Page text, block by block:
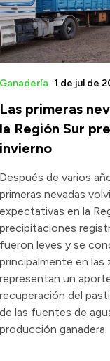
Las primeras
la Región Sur
invierno
Ganadería 1 de jul de
Después de varios
primeras nevadas
expectativas en la
precipitaciones
fueron leves y se
principalmente en las
representan un
recuperación del
de las fuentes de
producción ganadera.